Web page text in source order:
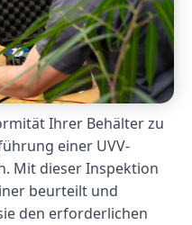
Ihrer Behälter zu
einer UVV-
Mit dieser Inspektion
beurteilt und
den erforderlichen